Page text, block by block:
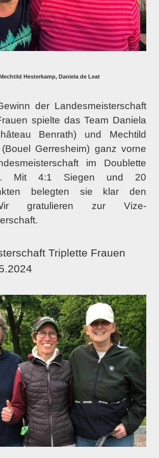
Hesterkamp, Daniela de Leat
der Landesmeisterschaft
spielte das Team Daniela
Benrath) und Mechtild
Gerresheim) ganz vorne
im Doublette
Mit 4:1 Siegen und 20
belegten sie klar den
gratulieren zur Vize-
Triplette Frauen